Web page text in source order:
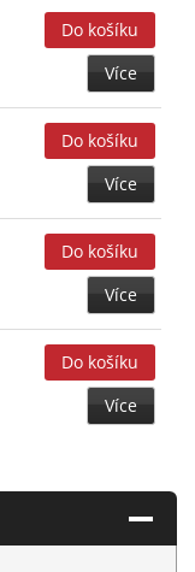
Více
Více
Více
Více